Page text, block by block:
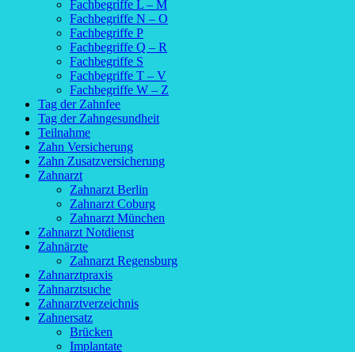
Fachbegriffe L – M
Fachbegriffe N – O
Fachbegriffe P
Fachbegriffe Q – R
Fachbegriffe S
Fachbegriffe T – V
Fachbegriffe W – Z
Tag der Zahnfee
Tag der Zahngesundheit
Teilnahme
Zahn Versicherung
Zahn Zusatzversicherung
Zahnarzt
Zahnarzt Berlin
Zahnarzt Coburg
Zahnarzt München
Zahnarzt Notdienst
Zahnärzte
Zahnarzt Regensburg
Zahnarztpraxis
Zahnarztsuche
Zahnarztverzeichnis
Zahnersatz
Brücken
Implantate